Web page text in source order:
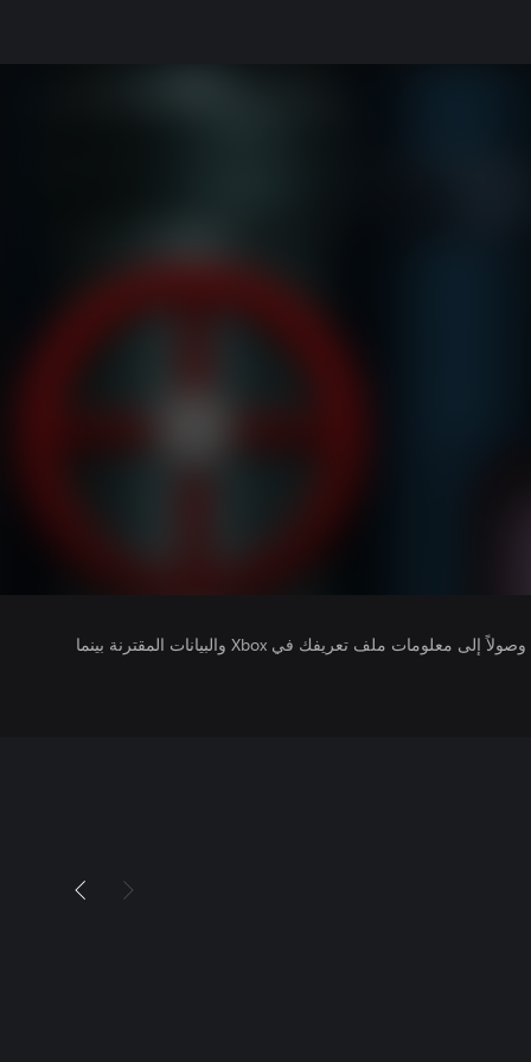
يتلقى ناشرو الألعاب التي تقوم بتشغيلها وصولاً إلى معلومات ملف تعريفك في Xbox والبيانات المقترنة بينما